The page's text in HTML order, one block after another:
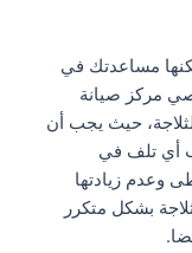
مساعدتك في
مركز صيانة
حيث يجب أن
أي تلف في
وعدم زيادتها
بشكل متكرر